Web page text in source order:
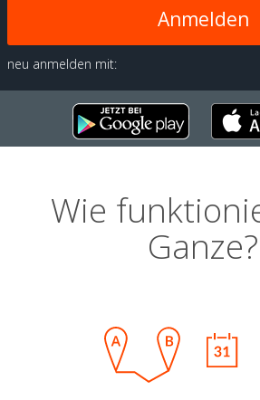
Anmelden
neu anmelden mit:
Wie
Ganze?